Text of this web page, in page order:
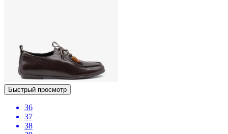
Быстрый просмотр
36
37
38